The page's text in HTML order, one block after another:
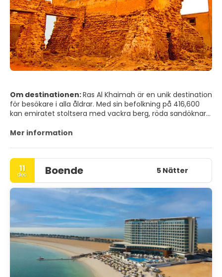
Om destinationen:Ras Al Khaimah är en unik destination
för besökare i alla åldrar. Med sin befolkning på 416,600
kan emiratet stoltsera med vackra berg, röda sandöknar
bäckar och laguner. Det har ett rikt kulturarv som sträcker
platser, fort och övergivna byar. Den emiratiska kulturen
är alltid närvarande i Ras Al Khaimah och du kommer att
välkomnas med varm arabisk gästfrihet vart du än går.
Ras Al Khaimah erbjuder en mängd underhållnings- och
avkopplingsmöjligheter, inklusive exklusiva hotell och
resorts, restauranger med internationella kök och utvalda
spa, allt till ett mycket bra värde för pengarna.
Mer information
11
dec. Boende 5 Nätter